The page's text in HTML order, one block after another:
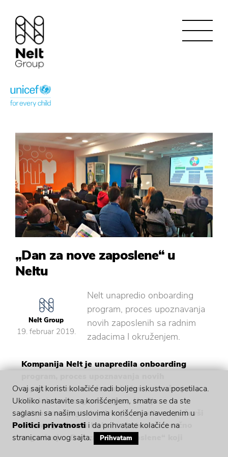
„Dan za nove zaposlene“ u
Neltu
Nelt Group
19. februar 2019.
Nelt unapredio onboarding
program, proces upoznavanja
novih zaposlenih sa radnim
zadacima I okruženjem.
Kompanija Nelt je unapredila onboarding
zaposlenih sa radnim zadacima, okruženjem,
kolektivom i organizacijom. U cilju
jednostavnijeg adaptiranja pojedinca, počevši
od ove godine, u Neltu se jednom mesečno
organizuje „Dan za nove zaposlene“ koji
Ovaj sajt koristi kolačiće radi boljeg iskustva posetilaca.
Ukoliko nastavite sa korišćenjem, smatra se da ste
saglasni sa našim uslovima korišćenja navedenim u
Politici privatnosti i da prihvatate kolačiće na
stranicama ovog sajta.
Prihvatam